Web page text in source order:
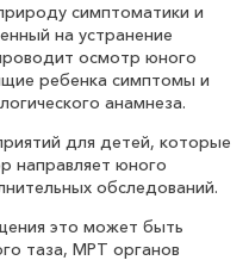
симптоматики и
на устранение
осмотр юного
ребенка симптомы и
анамнеза.
для детей, которые
направляет юного
обследований.
это может быть
таза, МРТ органов